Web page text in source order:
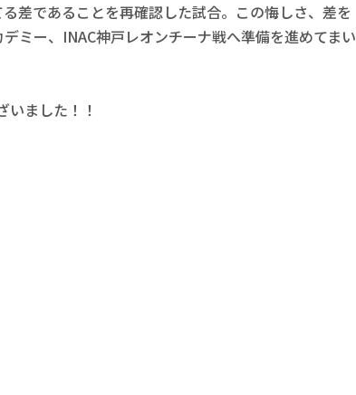
差であることを再確認した試合。この悔しさ、差を
ミー、INAC神戸レオンチーナ戦へ準備を進めてまい
ました！！